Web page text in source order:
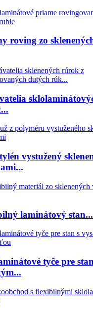
roving zo
vystužený
laminátový stan...
tyče pre